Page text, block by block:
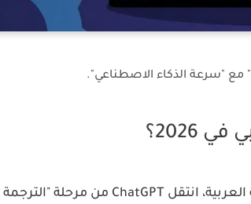
مع إطلاق نماذج GPT-5 والتحسينات المستمرة في معالجة اللغة العربية، انتقل ChatGPT من مرحلة "الترجمة